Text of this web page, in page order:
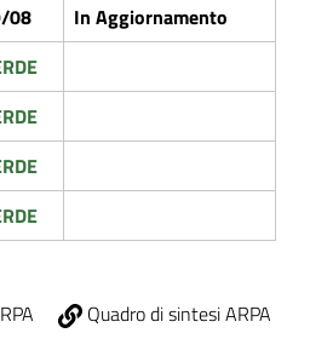
08
In Aggiornamento
Quadro di sintesi ARPA